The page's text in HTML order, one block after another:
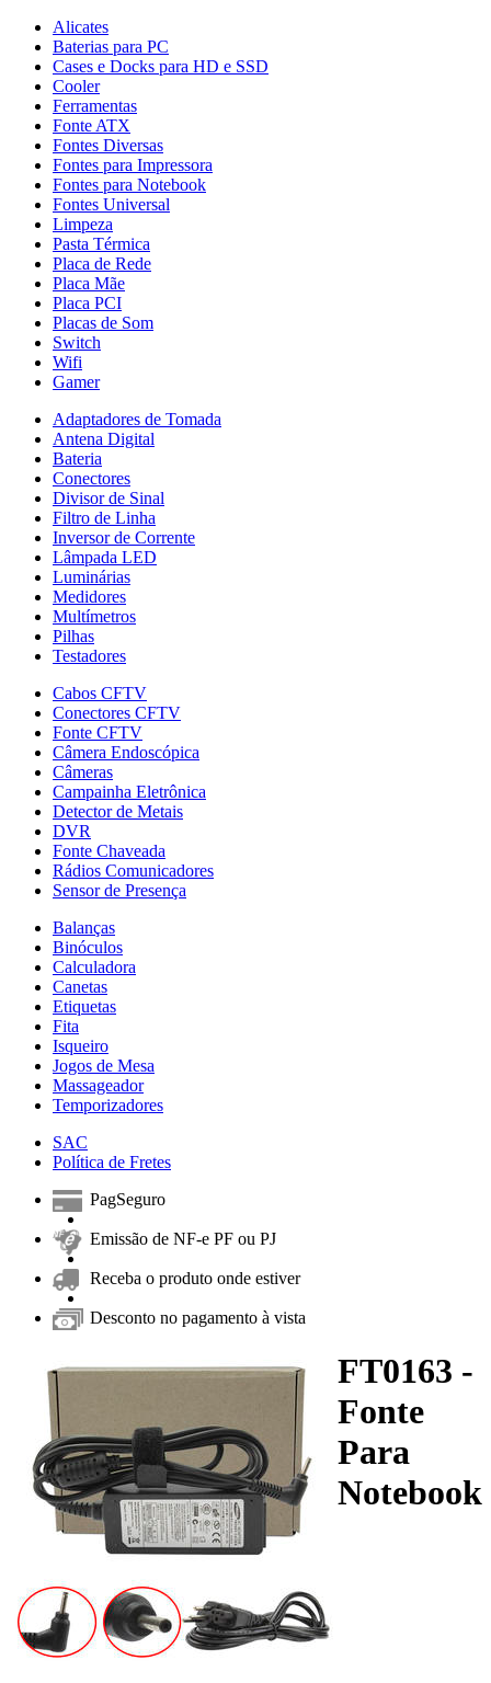
Alicates
Baterias para PC
Cases e Docks para HD e SSD
Cooler
Ferramentas
Fonte ATX
Fontes Diversas
Fontes para Impressora
Fontes para Notebook
Fontes Universal
Limpeza
Pasta Térmica
Placa de Rede
Placa Mãe
Placa PCI
Placas de Som
Switch
Wifi
Gamer
Adaptadores de Tomada
Antena Digital
Bateria
Conectores
Divisor de Sinal
Filtro de Linha
Inversor de Corrente
Lâmpada LED
Luminárias
Medidores
Multímetros
Pilhas
Testadores
Cabos CFTV
Conectores CFTV
Fonte CFTV
Câmera Endoscópica
Câmeras
Campainha Eletrônica
Detector de Metais
DVR
Fonte Chaveada
Rádios Comunicadores
Sensor de Presença
Balanças
Binóculos
Calculadora
Canetas
Etiquetas
Fita
Isqueiro
Jogos de Mesa
Massageador
Temporizadores
SAC
Política de Fretes
PagSeguro
Emissão de NF-e PF ou PJ
Receba o produto onde estiver
Desconto no pagamento à vista
FT0163 -
Fonte
Para
Notebook